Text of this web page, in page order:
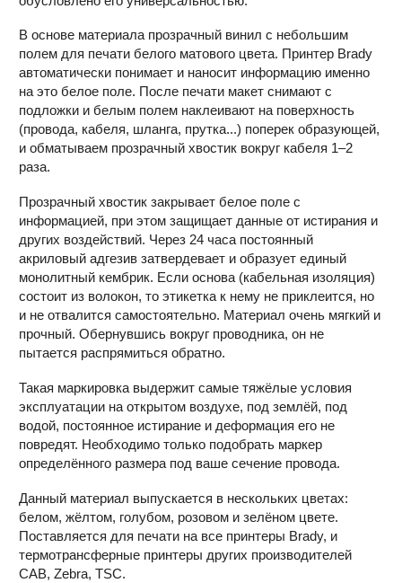
В основе материала прозрачный винил с небольшим
полем для печати белого матового цвета. Принтер Brady
автоматически понимает и наносит информацию именно
на это белое поле. После печати макет снимают с
подложки и белым полем наклеивают на поверхность
(провода, кабеля, шланга, прутка...) поперек образующей,
и обматываем прозрачный хвостик вокруг кабеля 1–2
раза.
Прозрачный хвостик закрывает белое поле с
информацией, при этом защищает данные от истирания и
других воздействий. Через 24 часа постоянный
акриловый адгезив затвердевает и образует единый
монолитный кембрик. Если основа (кабельная изоляция)
состоит из волокон, то этикетка к нему не приклеится, но
и не отвалится самостоятельно. Материал очень мягкий и
прочный. Обернувшись вокруг проводника, он не
пытается распрямиться обратно.
Такая маркировка выдержит самые тяжёлые условия
эксплуатации на открытом воздухе, под землёй, под
водой, постоянное истирание и деформация его не
повредят. Необходимо только подобрать маркер
определённого размера под ваше сечение провода.
Данный материал выпускается в нескольких цветах:
белом, жёлтом, голубом, розовом и зелёном цвете.
Поставляется для печати на все принтеры Brady, и
термотрансферные принтеры других производителей
CAB, Zebra, TSC.